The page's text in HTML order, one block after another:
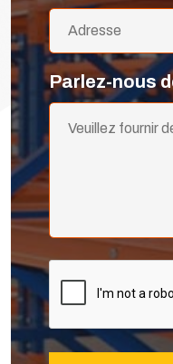
Parlez-nous